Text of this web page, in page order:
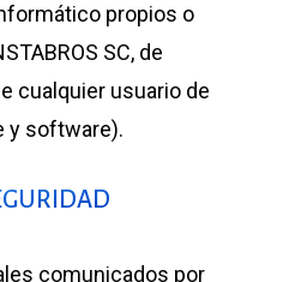
propios o
SC, de
cualquier usuario de
y software).
comunicados por